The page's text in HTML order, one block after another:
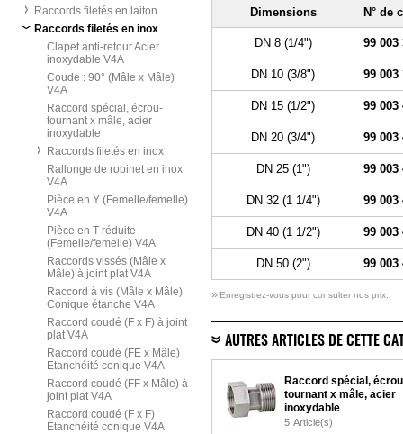
Raccords filetés en laiton
Raccords filetés en inox
Clapet anti-retour Acier
inoxydable V4A
Coude : 90° (Mâle x Mâle)
V4A
Raccord spécial, écrou-
tournant x mâle, acier
inoxydable
Raccords filetés en inox
Rallonge de robinet en inox
V4A
Pièce en Y (Femelle/femelle)
V4A
Pièce en T réduite
(Femelle/femelle) V4A
Raccords vissés (Mâle x
Mâle) à joint plat V4A
Raccord à vis (Mâle x Mâle)
Conique étanche V4A
Raccord coudé (F x F) à joint
plat V4A
Raccord coudé (FE x Mâle)
Etanchéité conique V4A
Raccord coudé (FF x Mâle) à
joint plat V4A
Raccord coudé (F x F)
Etanchéité conique V4A
Dimensions N° de
DN 8 (1/4") 99 003
DN 10 (3/8") 99 003
DN 15 (1/2") 99 003
DN 20 (3/4") 99 003
DN 25 (1") 99 003
DN 32 (1 1/4") 99 003
DN 40 (1 1/2") 99 003
DN 50 (2") 99 003
» Enregistrez-vous pour consulter nos prix.
AUTRES ARTICLES DE CETTE
Raccord spécial,
tournant x mâle, acier
inoxydable
5 Article(s)